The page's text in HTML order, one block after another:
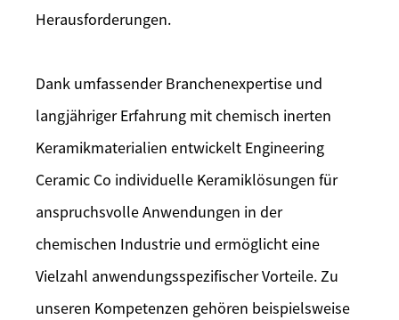
Herausforderungen.
Dank umfassender Branchenexpertise und
langjähriger Erfahrung mit chemisch inerten
Keramikmaterialien entwickelt Engineering
Ceramic Co individuelle Keramiklösungen für
anspruchsvolle Anwendungen in der
chemischen Industrie und ermöglicht eine
Vielzahl anwendungsspezifischer Vorteile. Zu
unseren Kompetenzen gehören beispielsweise